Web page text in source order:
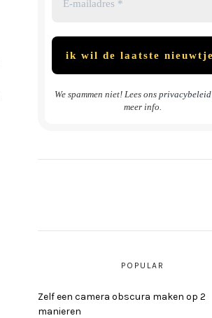
We spammen niet! Lees ons privacybeleid
meer info.
POPULAR
Zelf een camera obscura maken op 2
manieren